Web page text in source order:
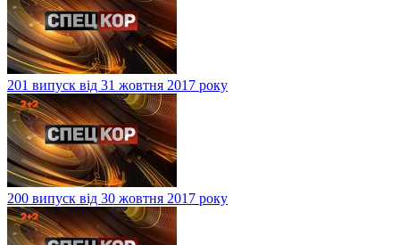
201 випуск від 31 жовтня 2017 року
200 випуск від 30 жовтня 2017 року